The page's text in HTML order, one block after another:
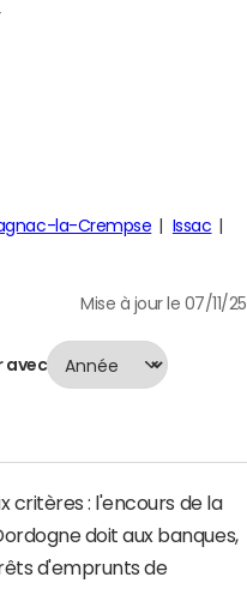
la-Crempse
Issac
Mise à jour le 07/11/25
avec
critères : l'encours de la
doit aux banques,
d'emprunts de